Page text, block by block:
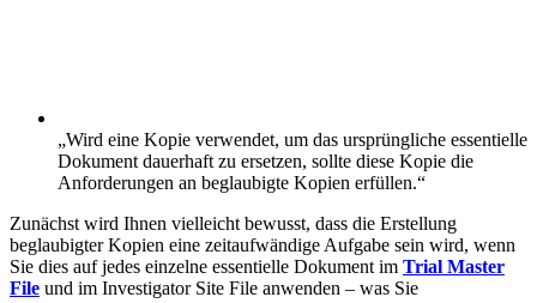
„Wird eine Kopie verwendet, um das ursprüngliche essentielle
Dokument dauerhaft zu ersetzen, sollte diese Kopie die
Anforderungen an beglaubigte Kopien erfüllen.“
Zunächst wird Ihnen vielleicht bewusst, dass die Erstellung
beglaubigter Kopien eine zeitaufwändige Aufgabe sein wird, wenn
Sie dies auf jedes einzelne essentielle Dokument im Trial Master
File und im Investigator Site File anwenden – was Sie